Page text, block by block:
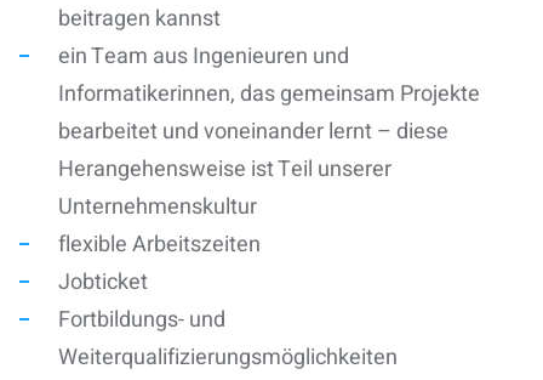
beitragen kannst
ein Team aus Ingenieuren und
Informatikerinnen, das gemeinsam Projekte
bearbeitet und voneinander lernt – diese
Herangehensweise ist Teil unserer
Unternehmenskultur
flexible Arbeitszeiten
Jobticket
Fortbildungs- und
Weiterqualifizierungsmöglichkeiten